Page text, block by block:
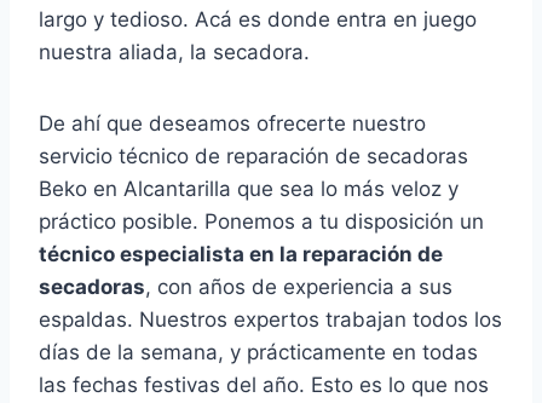
largo y tedioso. Acá es donde entra en juego
nuestra aliada, la secadora.
De ahí que deseamos ofrecerte nuestro
servicio técnico de reparación de secadoras
Beko en Alcantarilla que sea lo más veloz y
práctico posible. Ponemos a tu disposición un
técnico especialista en la reparación de
secadoras, con años de experiencia a sus
espaldas. Nuestros expertos trabajan todos los
días de la semana, y prácticamente en todas
las fechas festivas del año. Esto es lo que nos